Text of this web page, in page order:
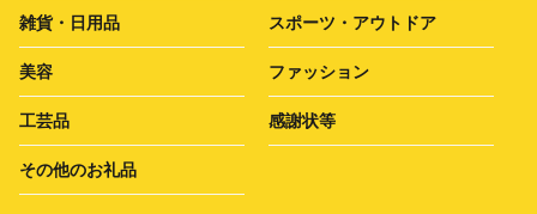
雑貨・日用品 スポーツ・アウトドア
美容 ファッション
工芸品 感謝状等
その他のお礼品